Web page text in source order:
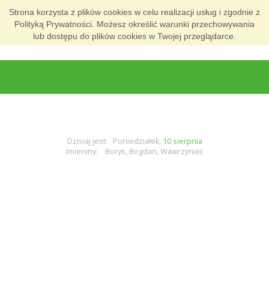
Strona korzysta z plików cookies w celu realizacji usług i zgodnie z
Polityką Prywatności. Możesz określić warunki przechowywania
lub dostępu do plików cookies w Twojej przeglądarce.
Dzisiaj jest: Poniedziałek, 10 sierpnia
Imieniny: Borys, Bogdan, Wawrzyniec